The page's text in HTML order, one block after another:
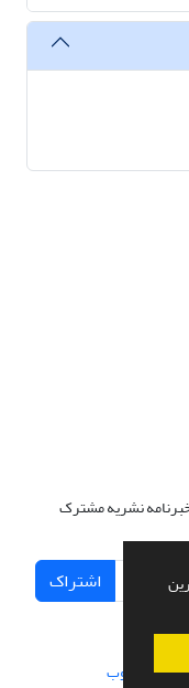
نشریه مشترک
اشتراک
از سیناوب